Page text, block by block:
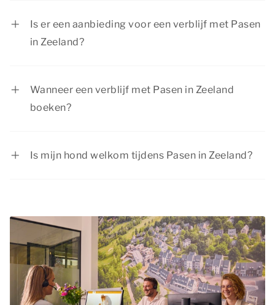
Is er een aanbieding voor een verblijf met Pasen
in Zeeland?
Wanneer een verblijf met Pasen in Zeeland
boeken?
je meer zekerheid dat de accommodatie van
jouw voorkeur nog beschikbaar is.
Is mijn hond welkom tijdens Pasen in Zeeland?
accommodaties zijn huisdieren toegestaan.
Bekijk bij het accommodatietype op onze
website of huisdieren daarin zijn toegestaan.
Vergeet niet om je huisdier op te geven bij het
plaatsen van je reservering en aan de
huisdierentoeslag te voldoen.